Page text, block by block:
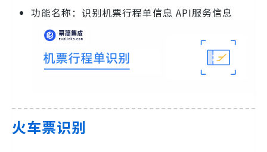
功能名称：识别机票行程单信息 API服务信息
火车票识别